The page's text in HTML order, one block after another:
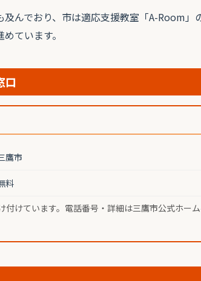
んでおり、市は適応支援教室「A-Room」
ています。
口
鷹市
料
付けています。電話番号・詳細は三鷹市公式ホ